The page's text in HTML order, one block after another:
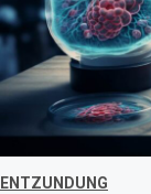
ENTZUNDUNG